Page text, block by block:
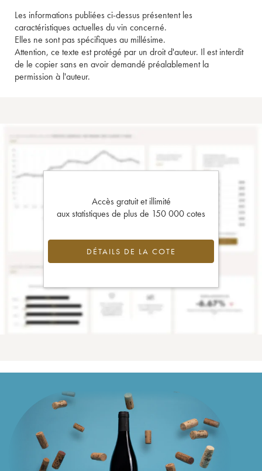
Les informations publiées ci-dessus présentent les
caractéristiques actuelles du vin concerné.
Elles ne sont pas spécifiques au millésime.
Attention, ce texte est protégé par un droit d'auteur. Il est interdit
de le copier sans en avoir demandé préalablement la
permission à l'auteur.
Accès gratuit et illimité
aux statistiques de plus de 150 000 cotes
DÉTAILS DE LA COTE